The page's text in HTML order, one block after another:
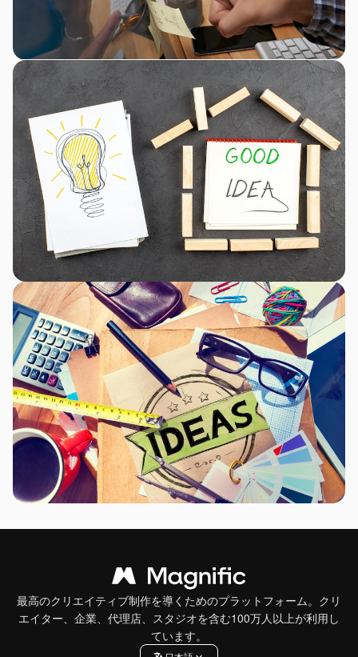
最高のクリエイティブ制作を導くためのプラットフォーム。クリ
エイター、企業、代理店、スタジオを含む100万人以上が利用し
ています。